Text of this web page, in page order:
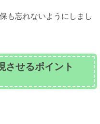
も忘れないようにしまし
させるポイント